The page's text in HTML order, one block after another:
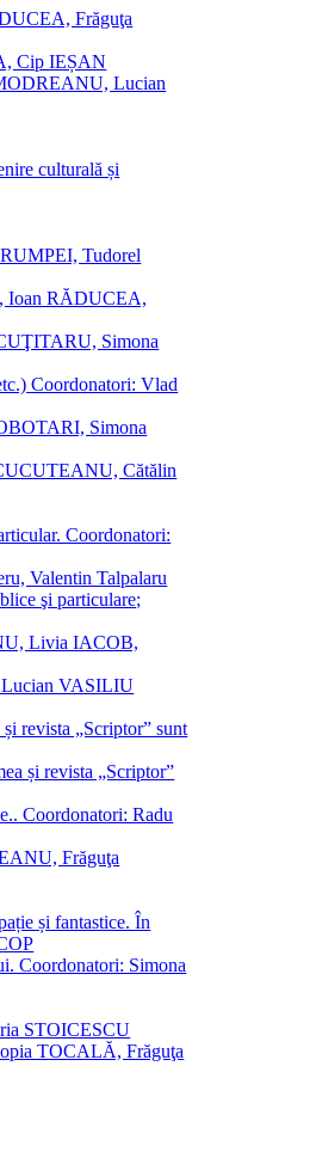
Frăguţa
Cip IEȘAN
Lucian
culturală și
Tudorel
Ioan RĂDUCEA,
Simona
Coordonatori: Vlad
Simona
Cătălin
Coordonatori:
Valentin Talpalaru
şi particulare;
Livia IACOB,
Lucian VASILIU
revista „Scriptor” sunt
și revista „Scriptor”
Coordonatori: Radu
Frăguţa
și fantastice. În
Coordonatori: Simona
STOICESCU
TOCALĂ, Frăguţa